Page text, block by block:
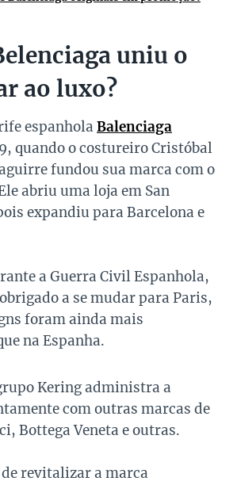
uniu o
ao luxo?
espanhola Balenciaga
quando o costureiro Cristóbal
fundou sua marca com o
abriu uma loja em San
expandiu para Barcelona e
a Guerra Civil Espanhola,
a se mudar para Paris,
foram ainda mais
na Espanha.
Kering administra a
com outras marcas de
Bottega Veneta e outras.
revitalizar a marca